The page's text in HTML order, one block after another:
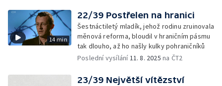
14 min
22/39 Postřelen na hranici
Šestnáctiletý mladík, jehož rodinu zruinovala
měnová reforma, bloudil v hraničním pásmu
tak dlouho, až ho našly kulky pohraničníků
Poslední vysílání11. 8. 2025 na ČT2
23/39 Největší vítězství